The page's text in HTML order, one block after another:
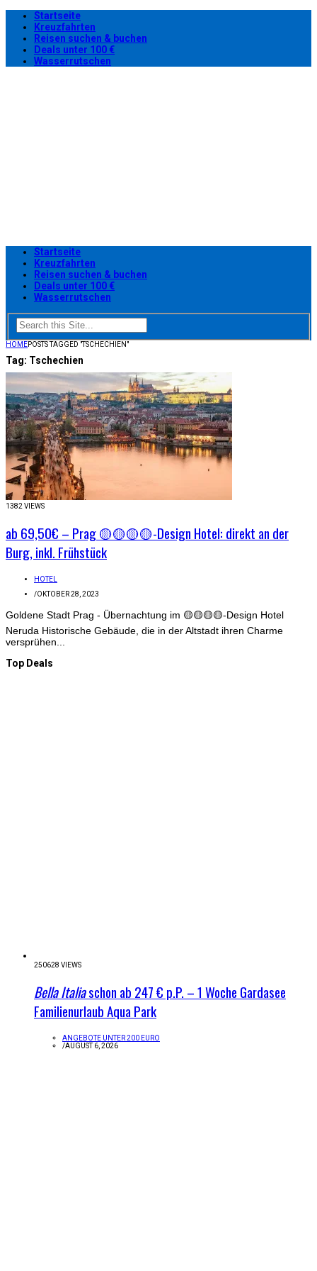
Startseite
Kreuzfahrten
Reisen suchen & buchen
Deals unter 100 €
Wasserrutschen
Startseite
Kreuzfahrten
Reisen suchen & buchen
Deals unter 100 €
Wasserrutschen
HOMEPOSTS TAGGED "TSCHECHIEN"
Tag: Tschechien
1382 VIEWS
ab 69,50€ – Prag 🟡🟡🟡🟡-Design Hotel: direkt an der
Burg, inkl. Frühstück
HOTEL
/OKTOBER 28, 2023
Goldene Stadt Prag - Übernachtung im 🟡🟡🟡🟡-Design Hotel
Neruda Historische Gebäude, die in der Altstadt ihren Charme
versprühen...
Top Deals
250628 VIEWS
Bella Italiaschon ab 247 € p.P. – 1 Woche Gardasee
Familienurlaub Aqua Park
ANGEBOTE UNTER 200 EURO
/AUGUST 6, 2026